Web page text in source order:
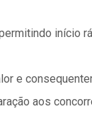
início
e
aos